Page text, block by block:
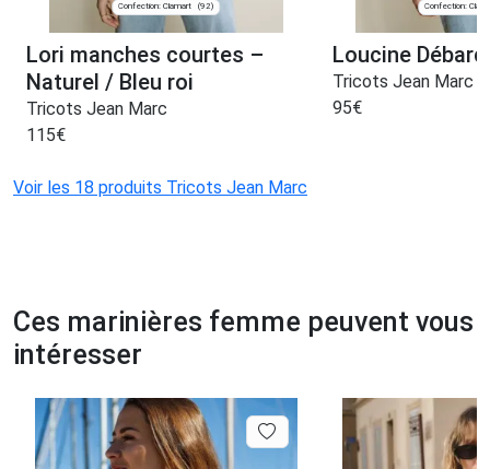
Confection: Clamart (92)
Lori manches courtes –
Naturel / Bleu roi
Tricots Jean Marc
115€
Confection:
Loucine
Tricots Jean Marc
95€
Voir les 18 produits Tricots Jean Marc
Ces marinières femme peuvent vous
intéresser